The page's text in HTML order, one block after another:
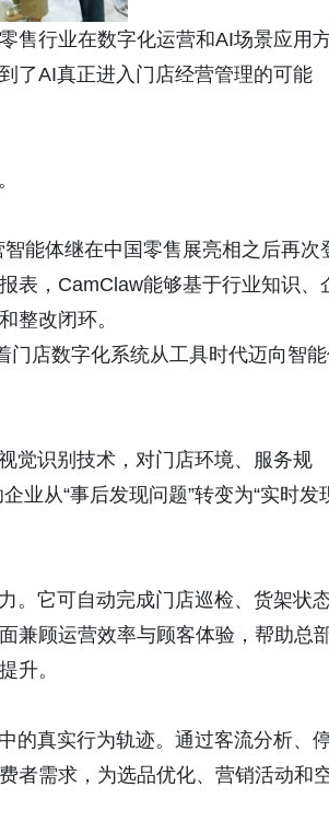
售行业在数字化运营和AI场景应用
了AI真正进入门店经营管理的可能
能体继在中国零售展亮相之后再次
表，CamClaw能够基于行业知识、
整改闭环。
门店数字化系统从工具时代迈向智
觉识别技术，对门店环境、服务规
业从“事后发现问题”转变为“实时发
。它可自动完成门店巡检、货架状
兼顾运营效率与顾客体验，帮助总
升。
的真实行为轨迹。通过客流分析、
者需求，为选品优化、营销活动和